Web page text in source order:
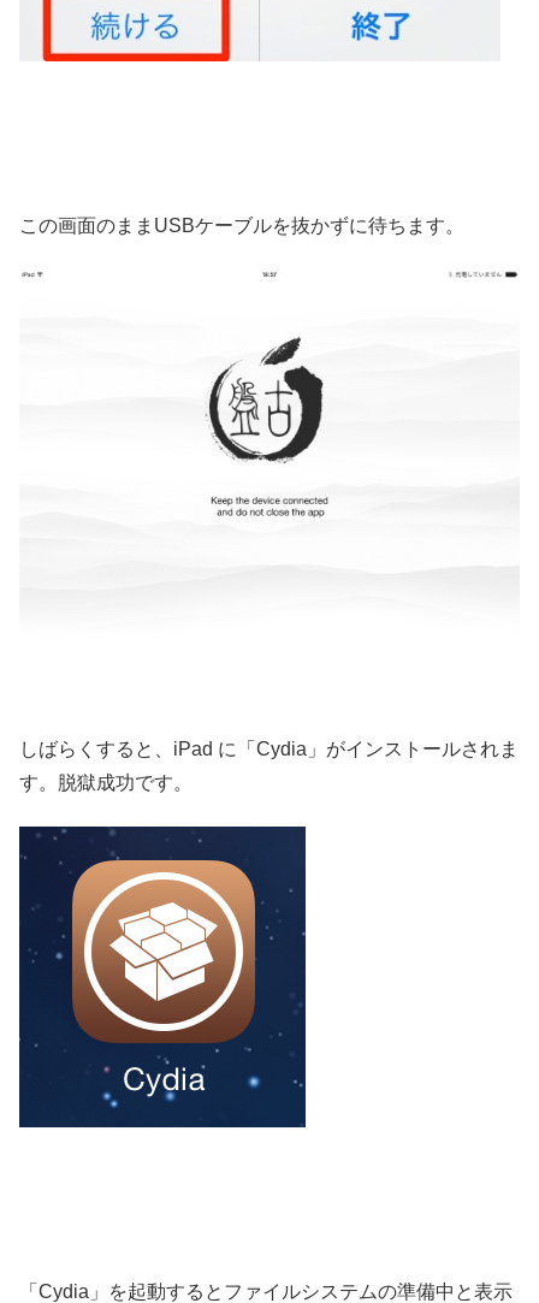
この画面のままUSBケーブルを抜かずに待ちます。
しばらくすると、iPad に「Cydia」がインストールされま
す。脱獄成功です。
「Cydia」を起動するとファイルシステムの準備中と表示